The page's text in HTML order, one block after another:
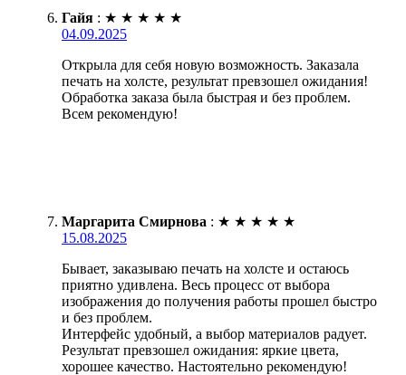
Гайя : ★ ★ ★ ★ ★
04.09.2025
Открыла для себя новую возможность. Заказала
печать на холсте, результат превзошел ожидания!
Обработка заказа была быстрая и без проблем.
Всем рекомендую!
Маргарита Смирнова : ★ ★ ★ ★ ★
15.08.2025
Бывает, заказываю печать на холсте и остаюсь
приятно удивлена. Весь процесс от выбора
изображения до получения работы прошел быстро
и без проблем.
Интерфейс удобный, а выбор материалов радует.
Результат превзошел ожидания: яркие цвета,
хорошее качество. Настоятельно рекомендую!